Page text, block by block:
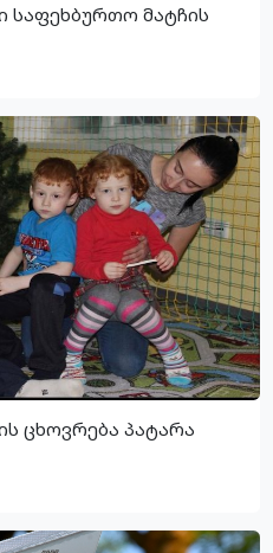
საფეხბურთო მატჩის
ცხოვრება პატარა